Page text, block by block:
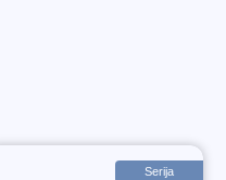
Serija